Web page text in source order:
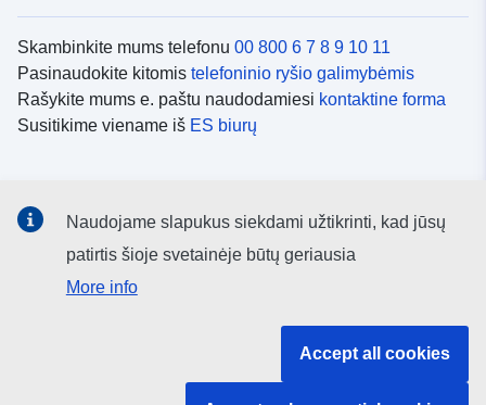
Skambinkite mums telefonu 00 800 6 7 8 9 10 11
Pasinaudokite kitomis telefoninio ryšio galimybėmis
Rašykite mums e. paštu naudodamiesi kontaktine forma
Susitikime viename iš ES biurų
socialinių tinklų kanalai
Naudojame slapukus siekdami užtikrinti, kad jūsų
patirtis šioje svetainėje būtų geriausia
More info
Accept all cookies